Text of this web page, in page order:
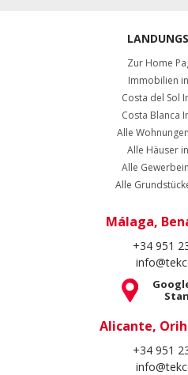
Zur Home
Immobilien
Costa del Sol
Costa Blanca
Alle
Alle Häuser
Alle
Alle
Málaga,
+34 951
Alicante,
+34 951